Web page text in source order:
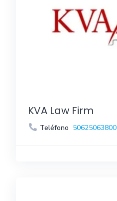
KVA Law Firm
Teléfono 50625063800